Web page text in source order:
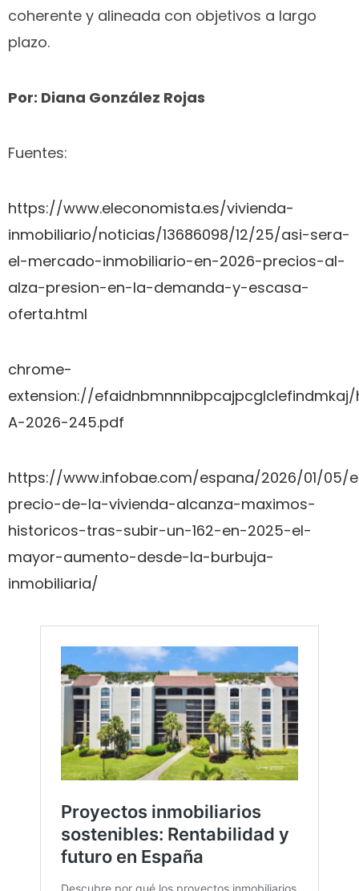
coherente y alineada con objetivos a largo
plazo.
Por: Diana González Rojas
Fuentes:
https://www.eleconomista.es/vivienda-
inmobiliario/noticias/13686098/12/25/asi-sera-
el-mercado-inmobiliario-en-2026-precios-al-
alza-presion-en-la-demanda-y-escasa-
oferta.html
chrome-
extension://
A-2026-245.pdf
https://www.infobae.com/espana/2026/01/05/
precio-de-la-vivienda-alcanza-maximos-
historicos-tras-subir-un-162-en-2025-el-
mayor-aumento-desde-la-burbuja-
inmobiliaria/